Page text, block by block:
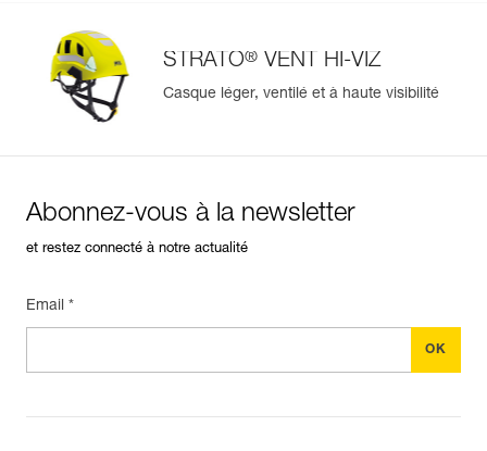
STRATO® VENT HI-VIZ
Casque léger, ventilé et à haute visibilité
Abonnez-vous à la newsletter
et restez connecté à notre actualité
Email *